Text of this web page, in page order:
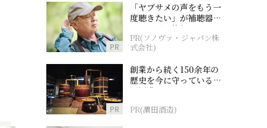
PR
「ヤブサメの声をもう一
度聴きたい」が補聴器チ
ャレンジの後押しに
PR(ソノヴァ・ジャパン株
式会社)
PR
創業から続く150余年の
歴史を今に守っている濵
田酒造
PR(濵田酒造)